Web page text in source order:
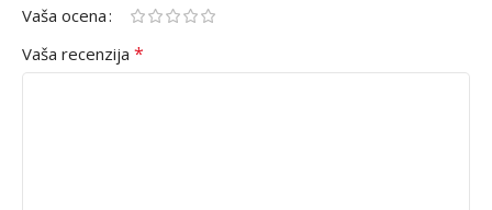
Vaša ocena
Vaša recenzija *